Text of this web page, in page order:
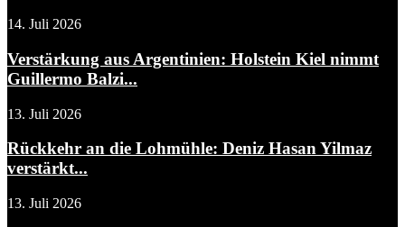
14. Juli 2026
Verstärkung aus Argentinien: Holstein Kiel nimmt
Guillermo Balzi...
13. Juli 2026
Rückkehr an die Lohmühle: Deniz Hasan Yilmaz
verstärkt...
13. Juli 2026